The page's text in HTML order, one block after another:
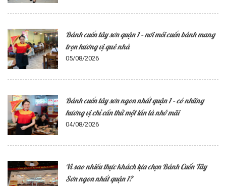
Bánh cuốn tây sơn quận 1 – nơi mỗi cuốn bánh mang
trọn hương vị quê nhà
05/08/2026
Bánh cuốn tây sơn ngon nhất quận 1 – có những
hương vị chỉ cần thử một lần là nhớ mãi
04/08/2026
Vì sao nhiều thực khách lựa chọn Bánh Cuốn Tây
Sơn ngon nhất quận 1?